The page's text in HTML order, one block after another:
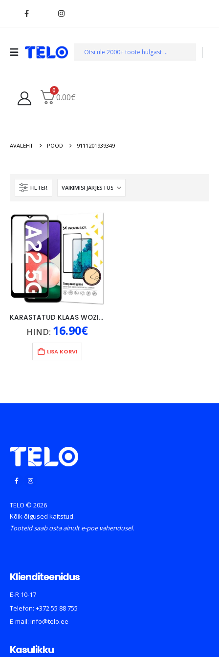
0
0.00€
AVALEHT POOD 9111201939349
FILTER
KARASTATUD KLAAS WOZINSKY A22 5G, MUST
HIND: 16.90€
LISA KORVI
TELO © 2026
Kõik õigused kaitstud.
Tooteid saab osta ainult e-poe vahendusel.
Klienditeenidus
E-R 10-17
Telefon: +372 55 88 755
E-mail: info@telo.ee
Kasulikku